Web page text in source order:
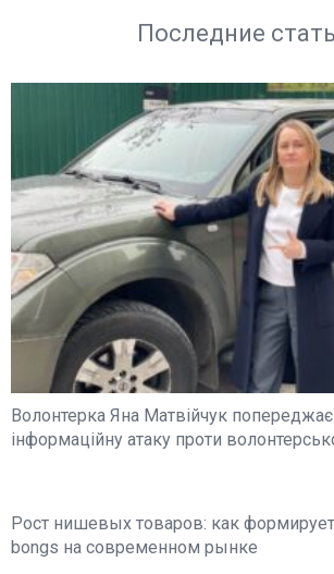
Последние
Волонтерка Яна Матвійчук
інформаційну атаку проти
Рост нишевых товаров: как
bongs на современном рынке